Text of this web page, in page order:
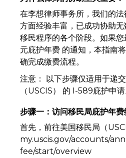
在李想律师事务所，我们的
方面经验丰富，已成功协助
移民程序的各个阶段。如果
元庇护年费 的通知，本指南
确完成缴费流程。
注意： 以下步骤仅适用于递
（USCIS） 的 I-589庇护申请
步骤一：访问移民局庇护年费
首先，前往美国移民局（
my.uscis.gov/accounts/
fee/start/overview